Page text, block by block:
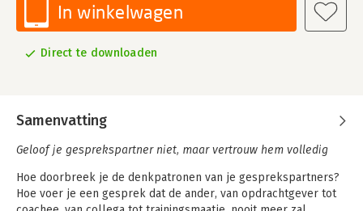
In winkelwagen
Direct te downloaden
Samenvatting
Geloof je gesprekspartner niet, maar vertrouw hem volledig
Hoe doorbreek je de denkpatronen van je gesprekspartners?
Hoe voer je een gesprek dat de ander, van opdrachtgever tot